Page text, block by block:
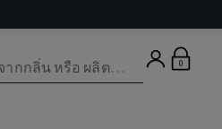
0